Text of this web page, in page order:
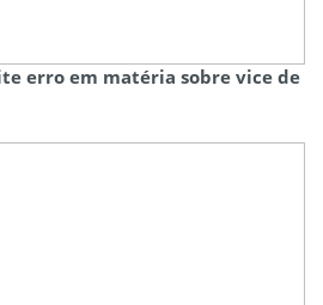
erro em matéria sobre vice de